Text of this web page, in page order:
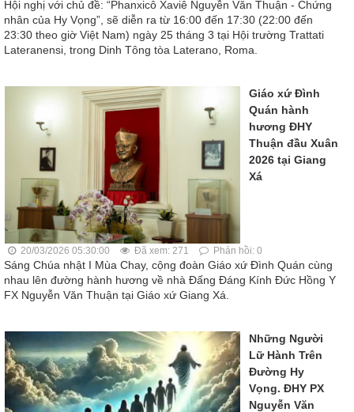
Hội nghị với chủ đề: “Phanxicô Xaviê Nguyễn Văn Thuận - Chứng
nhân của Hy Vọng”, sẽ diễn ra từ 16:00 đến 17:30 (22:00 đến
23:30 theo giờ Việt Nam) ngày 25 tháng 3 tại Hội trường Trattati
Lateranensi, trong Dinh Tông tòa Laterano, Roma.
Giáo xứ Đình
Quán hành
hương ĐHY
Thuận đầu Xuân
2026 tại Giang
Xá
20/03/2026 05:30:00 Đã xem: 271 Phản hồi: 0
Sáng Chúa nhật I Mùa Chay, cộng đoàn Giáo xứ Đình Quán cùng
nhau lên đường hành hương về nhà Đấng Đáng Kính Đức Hồng Y
FX Nguyễn Văn Thuận tại Giáo xứ Giang Xá.
Những Người
Lữ Hành Trên
Đường Hy
Vọng. ĐHY PX
Nguyễn Văn